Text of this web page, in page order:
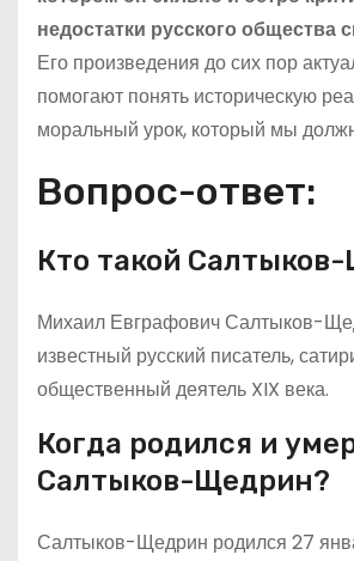
недостатки русского общества
Его произведения до сих пор
помогают понять историческую
моральный урок, который мы
Вопрос-ответ:
Кто такой
Михаил Евграфович Салтыков-
известный русский писатель,
общественный деятель XIX века.
Когда родился и
Салтыков-Щедрин?
Салтыков-Щедрин родился 27